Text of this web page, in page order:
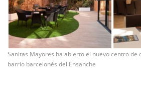
Sanitas Mayores ha abierto el nuevo centro de
barrio barcelonés del Ensanche